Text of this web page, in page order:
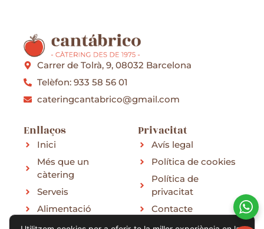
Carrer de Tolrà, 9, 08032 Barcelona
Telèfon: 933 58 56 01
cateringcantabrico@gmail.com
Enllaços
Inici
Més que un
càtering
Serveis
Alimentació
Menú
Privacitat
Avís legal
Política de cookies
Política de
privacitat
Contacte